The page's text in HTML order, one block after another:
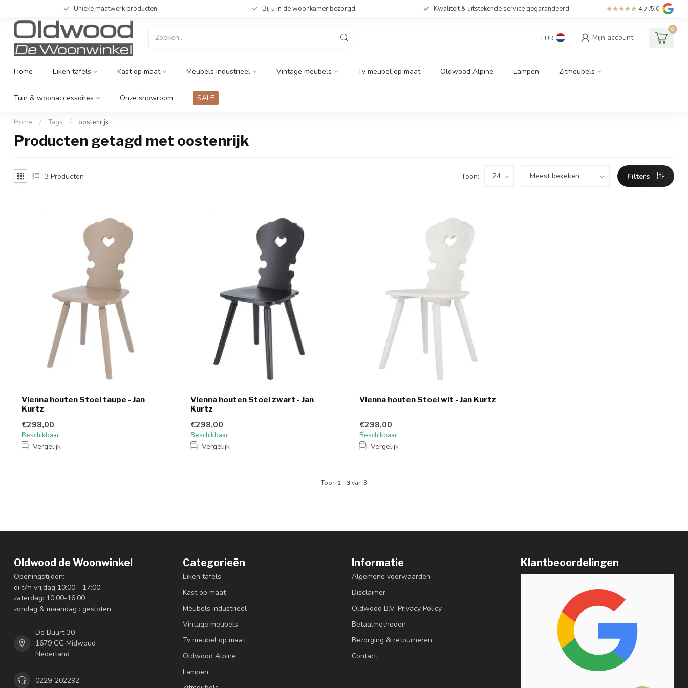
Unieke maatwerk producten Bij u in de woonkamer bezorgd Kwaliteit & uitstekende service gegarandeerd 4.7 /5.0
EUR Mijn account
0
Home Eiken tafels Kast op maat Meubels industrieel Vintage meubels Tv meubel op maat Oldwood Alpine Lampen Zitmeubels
Tuin & woonaccessoires Onze showroom SALE
Home / Tags / oostenrijk
Producten getagd met oostenrijk
3 Producten Toon: Filters
Vienna houten Stoel taupe - Jan
Kurtz
€298,00
Beschikbaar
Vergelijk
Vienna houten Stoel zwart - Jan
Kurtz
€298,00
Beschikbaar
Vergelijk
Vienna houten Stoel wit - Jan Kurtz
€298,00
Beschikbaar
Vergelijk
Toon 1 -3van 3
Oldwood de Woonwinkel
Openingstijden:
di t/m vrijdag 10:00 - 17:00
zaterdag: 10:00-16:00
zondag & maandag : gesloten
De Buurt 30
1679 GG Midwoud
Nederland
0229-202292
Categorieën
Eiken tafels
Kast op maat
Meubels industrieel
Vintage meubels
Tv meubel op maat
Oldwood Alpine
Lampen
Informatie
Algemene voorwaarden
Disclaimer
Oldwood B.V. Privacy Policy
Betaalmethoden
Bezorging & retourneren
Contact
Klantbeoordelingen